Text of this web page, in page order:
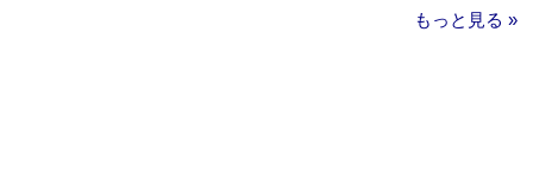
もっと見る »